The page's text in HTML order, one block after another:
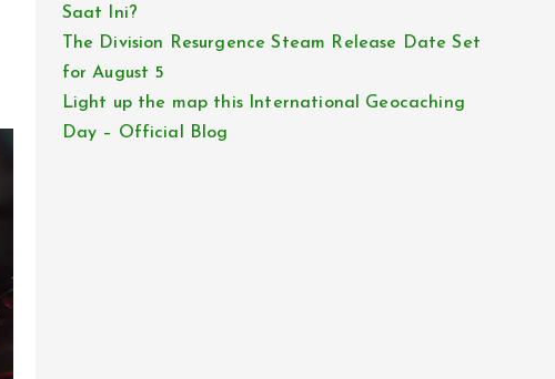
Saat Ini?
The Division Resurgence Steam Release Date Set
for August 5
Light up the map this International Geocaching
Day – Official Blog